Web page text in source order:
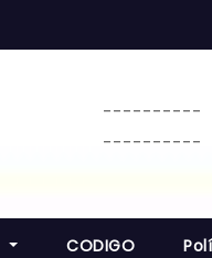
----------
----------
CODIGO